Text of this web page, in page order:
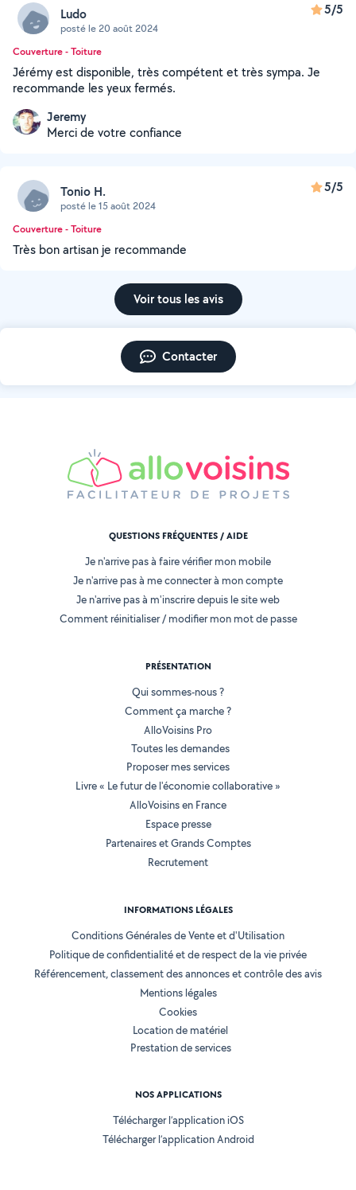
Ludo
posté le 20 août 2024
5/5
Couverture - Toiture
Jérémy est disponible, très compétent et très sympa. Je
recommande les yeux fermés.
Jeremy
Merci de votre confiance
Tonio H.
posté le 15 août 2024
5/5
Couverture - Toiture
Très bon artisan je recommande
Voir tous les avis
Contacter
QUESTIONS FRÉQUENTES / AIDE
Je n'arrive pas à faire vérifier mon mobile
Je n'arrive pas à me connecter à mon compte
Je n'arrive pas à m'inscrire depuis le site web
Comment réinitialiser / modifier mon mot de passe
PRÉSENTATION
Qui sommes-nous ?
Comment ça marche ?
AlloVoisins Pro
Toutes les demandes
Proposer mes services
Livre « Le futur de l'économie collaborative »
AlloVoisins en France
Espace presse
Partenaires et Grands Comptes
Recrutement
INFORMATIONS LÉGALES
Conditions Générales de Vente et d'Utilisation
Politique de confidentialité et de respect de la vie privée
Référencement, classement des annonces et contrôle des avis
Mentions légales
Cookies
Location de matériel
Prestation de services
NOS APPLICATIONS
Télécharger l’application iOS
Télécharger l’application Android